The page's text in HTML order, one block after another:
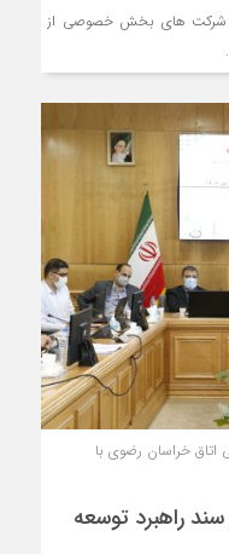
شرکت های بخش خصوصی از
خراسان رضوی با
راهبرد توسعه